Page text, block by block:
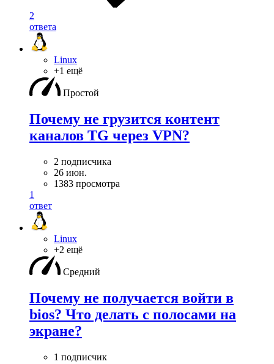
2
ответа
Linux
+1 ещё
Простой
Почему не грузится контент
каналов TG через VPN?
2 подписчика
26 июн.
1383 просмотра
1
ответ
Linux
+2 ещё
Средний
Почему не получается войти в
bios? Что делать с полосами на
экране?
1 подписчик